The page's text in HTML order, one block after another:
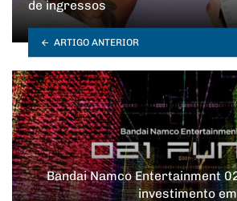
de ingressos
ARTIGO ANTERIOR
Bandai Namco Entertainment
investimento